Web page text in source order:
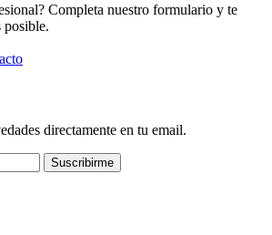
Completa nuestro formulario y te
posible.
directamente en tu email.
Suscribirme